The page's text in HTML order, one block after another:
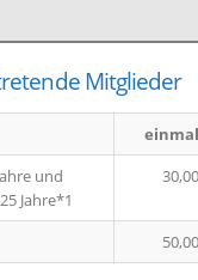
Mitglieder
und
Jahre*1